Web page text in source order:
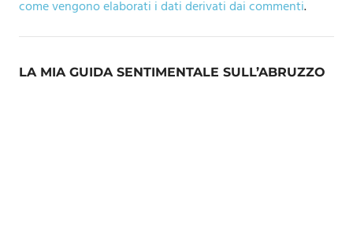
come vengono elaborati i dati derivati dai commenti.
LA MIA GUIDA SENTIMENTALE SULL’ABRUZZO